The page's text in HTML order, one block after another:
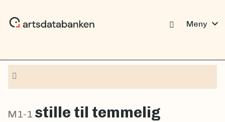
Meny expand_more
M1-1 stille til temmelig